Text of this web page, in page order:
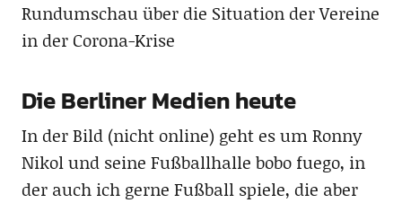
Rundumschau über die Situation der Vereine
in der Corona-Krise
Die Berliner Medien heute
In der Bild (nicht online) geht es um Ronny
Nikol und seine Fußballhalle bobo fuego, in
der auch ich gerne Fußball spiele, die aber